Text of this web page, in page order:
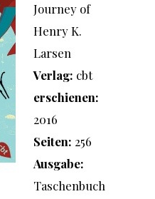
Journey of
Henry K.
Larsen
Verlag: cbt
erschienen:
2016
Seiten: 256
Ausgabe:
Taschenbuch